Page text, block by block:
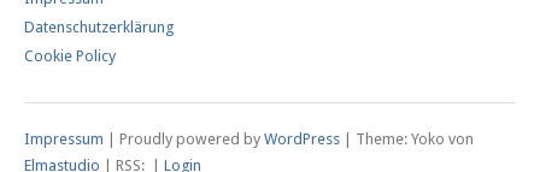
Datenschutzerklärung
Cookie Policy
Impressum | Proudly powered by WordPress
Theme: Yoko von
Elmastudio | RSS: Login